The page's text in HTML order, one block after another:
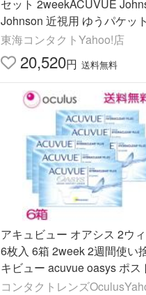
セット 2weekACUVUE
Johnson 近視用 ゆうパケッ
無料
東海コンタクトYahoo!店
20,520円 送料無料
アキュビュー オアシス 2ウ
6枚入 6箱 2week 2週間使い
キビュー acuvue oasys ポス
コンタクトレンズ